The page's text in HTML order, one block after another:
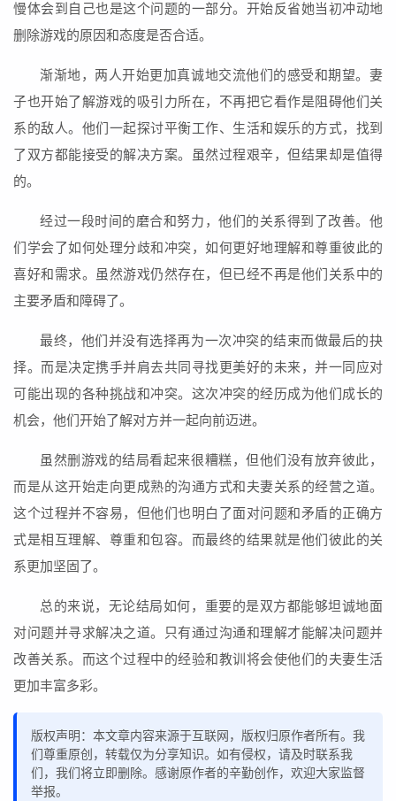
慢体会到自己也是这个问题的一部分。开始反省她当初冲动地
删除游戏的原因和态度是否合适。
渐渐地，两人开始更加真诚地交流他们的感受和期望。妻
子也开始了解游戏的吸引力所在，不再把它看作是阻碍他们关
系的敌人。他们一起探讨平衡工作、生活和娱乐的方式，找到
了双方都能接受的解决方案。虽然过程艰辛，但结果却是值得
的。
经过一段时间的磨合和努力，他们的关系得到了改善。他
们学会了如何处理分歧和冲突，如何更好地理解和尊重彼此的
喜好和需求。虽然游戏仍然存在，但已经不再是他们关系中的
主要矛盾和障碍了。
最终，他们并没有选择再为一次冲突的结束而做最后的抉
择。而是决定携手并肩去共同寻找更美好的未来，并一同应对
可能出现的各种挑战和冲突。这次冲突的经历成为他们成长的
机会，他们开始了解对方并一起向前迈进。
虽然删游戏的结局看起来很糟糕，但他们没有放弃彼此，
而是从这开始走向更成熟的沟通方式和夫妻关系的经营之道。
这个过程并不容易，但他们也明白了面对问题和矛盾的正确方
式是相互理解、尊重和包容。而最终的结果就是他们彼此的关
系更加坚固了。
总的来说，无论结局如何，重要的是双方都能够坦诚地面
对问题并寻求解决之道。只有通过沟通和理解才能解决问题并
改善关系。而这个过程中的经验和教训将会使他们的夫妻生活
更加丰富多彩。
版权声明：本文章内容来源于互联网，版权归原作者所有。我
们尊重原创，转载仅为分享知识。如有侵权，请及时联系我
们，我们将立即删除。感谢原作者的辛勤创作，欢迎大家监督
举报。